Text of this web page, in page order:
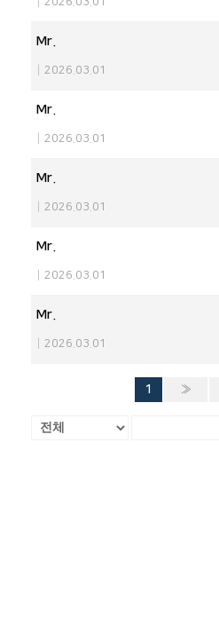
Mr.
2026.03.01
Mr.
2026.03.01
Mr.
2026.03.01
Mr.
2026.03.01
Mr.
2026.03.01
1 »